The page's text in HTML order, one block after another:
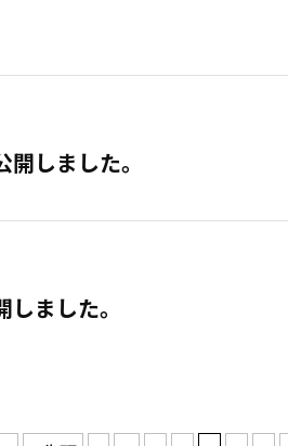
しました。
ました。